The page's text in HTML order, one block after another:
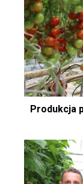
Produkcja